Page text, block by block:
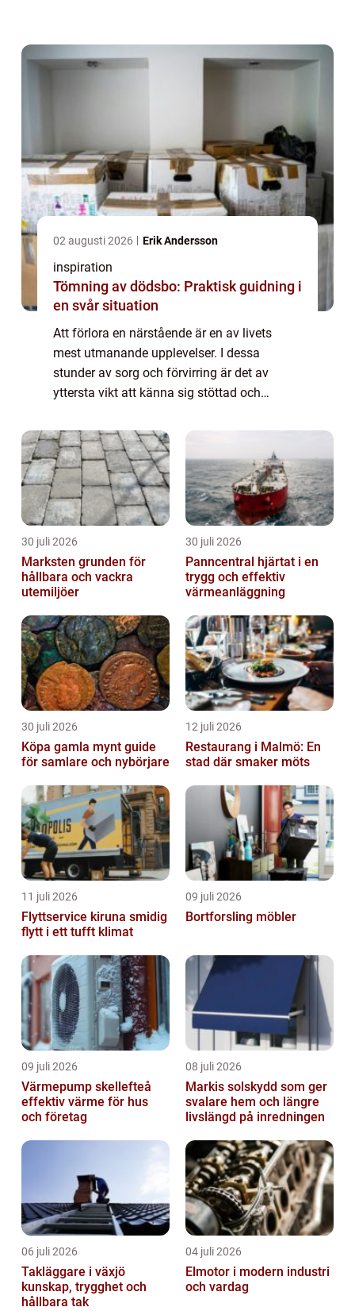
02 augusti 2026 Erik Andersson
inspiration
Tömning av dödsbo: Praktisk guidning i
en svår situation
Att förlora en närstående är en av livets
mest utmanande upplevelser. I dessa
stunder av sorg och förvirring är det av
yttersta vikt att känna sig stöttad och
30 juli 2026
Marksten grunden för
hållbara och vackra
utemiljöer
30 juli 2026
Panncentral hjärtat i en
trygg och effektiv
värmeanläggning
30 juli 2026
Köpa gamla mynt guide
för samlare och nybörjare
12 juli 2026
Restaurang i Malmö: En
stad där smaker möts
11 juli 2026
Flyttservice kiruna smidig
flytt i ett tufft klimat
09 juli 2026
Bortforsling möbler
09 juli 2026
Värmepump skellefteå
effektiv värme för hus
och företag
08 juli 2026
Markis solskydd som ger
svalare hem och längre
livslängd på inredningen
06 juli 2026
Takläggare i växjö
kunskap, trygghet och
hållbara tak
04 juli 2026
Elmotor i modern industri
och vardag